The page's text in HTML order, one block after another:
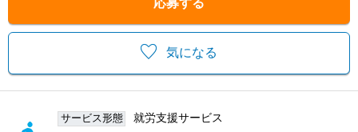
気になる
サービス形態 就労支援サービス